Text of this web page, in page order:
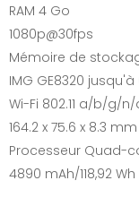
RAM 4 Go
1080p@30fps
Mémoire de
IMG GE8320 jusqu'à
Wi-Fi 802.11 a/b/g/
164.2 x 75.6 x 8.3
Processeur Quad-
4890 mAh/118,92